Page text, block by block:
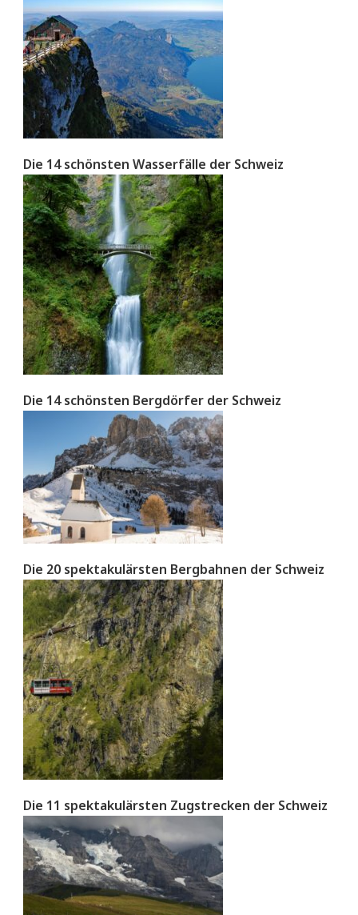
Die 14 schönsten Wasserfälle der Schweiz
Die 14 schönsten Bergdörfer der Schweiz
Die 20 spektakulärsten Bergbahnen der Schweiz
Die 11 spektakulärsten Zugstrecken der Schweiz